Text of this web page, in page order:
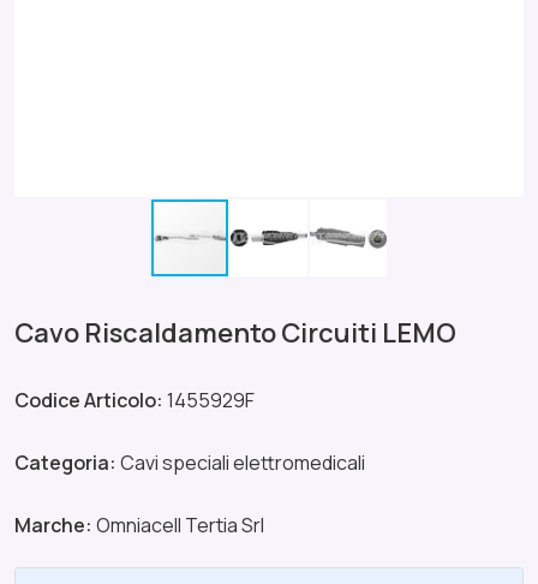
Cavo Riscaldamento Circuiti LEMO
Codice Articolo: 1455929F
Categoria: Cavi speciali elettromedicali
Marche: Omniacell Tertia Srl